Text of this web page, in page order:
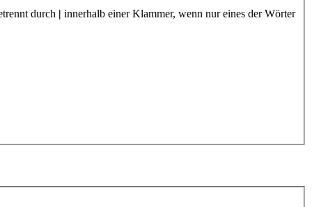
durch | innerhalb einer Klammer, wenn nur eines der Wörter